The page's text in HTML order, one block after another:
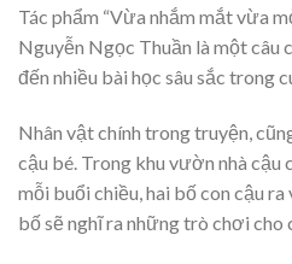
Tác phẩm “Vừa nhắm mắt vừa
Nguyễn Ngọc Thuần là một câu
đến nhiều bài học sâu sắc trong
Nhân vật chính trong truyện,
cậu bé. Trong khu vườn nhà cậu
mỗi buổi chiều, hai bố con cậu
bố sẽ nghĩ ra những trò chơi cho